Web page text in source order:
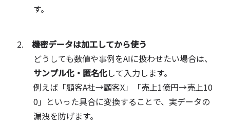
す。
機密データは加工してから使う
どうしても数値や事例をAIに扱わせたい場合は、
サンプル化・匿名化して入力します。
例えば「顧客A社→顧客X」「売上1億円→売上10
0」といった具合に変換することで、実データの
漏洩を防げます。